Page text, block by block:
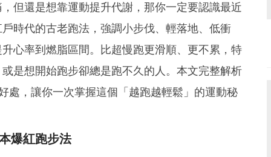
但還是想靠運動提升代謝，那你一定要認識最近
時代的古老跑法，強調小步伐、輕落地、低衝
心率到燃脂區間。比超慢跑更滑順、更不累，特
是想開始跑步卻總是跑不久的人。本文完整解析
處，讓你一次掌握這個「越跑越輕鬆」的運動秘
爆紅跑步法